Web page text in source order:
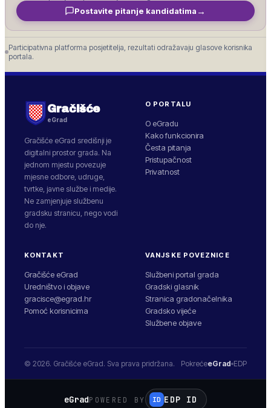
Postavite pitanje kandidatima →
Participativna platforma posjetitelja, rezultati odražavaju glasove korisnika
portala.
Gračišće
eGrad
Gračišće eGrad središnji je
digitalni prostor grada. Na
jednom mjestu povezuje
mjesne odbore, udruge,
tvrtke, javne službe i medije.
Ne zamjenjuje službenu
gradsku stranicu, nego vodi
do nje.
O PORTALU
O eGradu
Kako funkcionira
Česta pitanja
Pristupačnost
Privatnost
KONTAKT
Gračišće eGrad
Uredništvo i objave
gracisce@egrad.hr
Pomoć korisnicima
VANJSKE POVEZNICE
Službeni portal grada
Gradski glasnik
Stranica gradonačelnika
Gradsko vijeće
Službene objave
© 2026. Gračišće eGrad. Sva prava pridržana. PokrećeeGrad EDP
eGradPOWERED BY ID EDP ID